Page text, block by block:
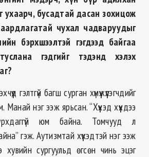
ухаарч, бусадтай дасан зохицож
чухал чадваруудыг
бэрхшээлтэй гэгдээд байгаа
гэдгийг тэдэнд хэлэх
гэлтгүй багш сурган хүмүүжүүлэгчдийг
Манай нэг ээж ярьсан. “Хүүхэд хүүхдээ
юм байна. Томчууд л
гэж. Аутизмтай хүүхэдтэй нэг ээж
хувийн сургуульд өгсөн чинь эцэг